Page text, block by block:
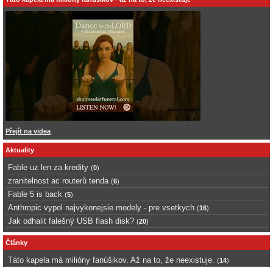
Přejít na videa
Aktuality
Fable uz len za kredity (0)
zranitelnost ac routerů tenda (6)
Fable 5 is back (5)
Anthropic vypol najvykonejsie modely - pre vsetkych (16)
Jak odhalit falešný USB flash disk? (20)
Články
Táto kapela má milióny fanúšikov. Až na to, že neexistuje. (14)